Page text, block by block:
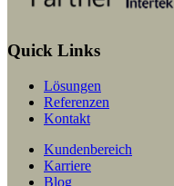
Quick Links
Lösungen
Referenzen
Kontakt
Kundenbereich
Karriere
Blog